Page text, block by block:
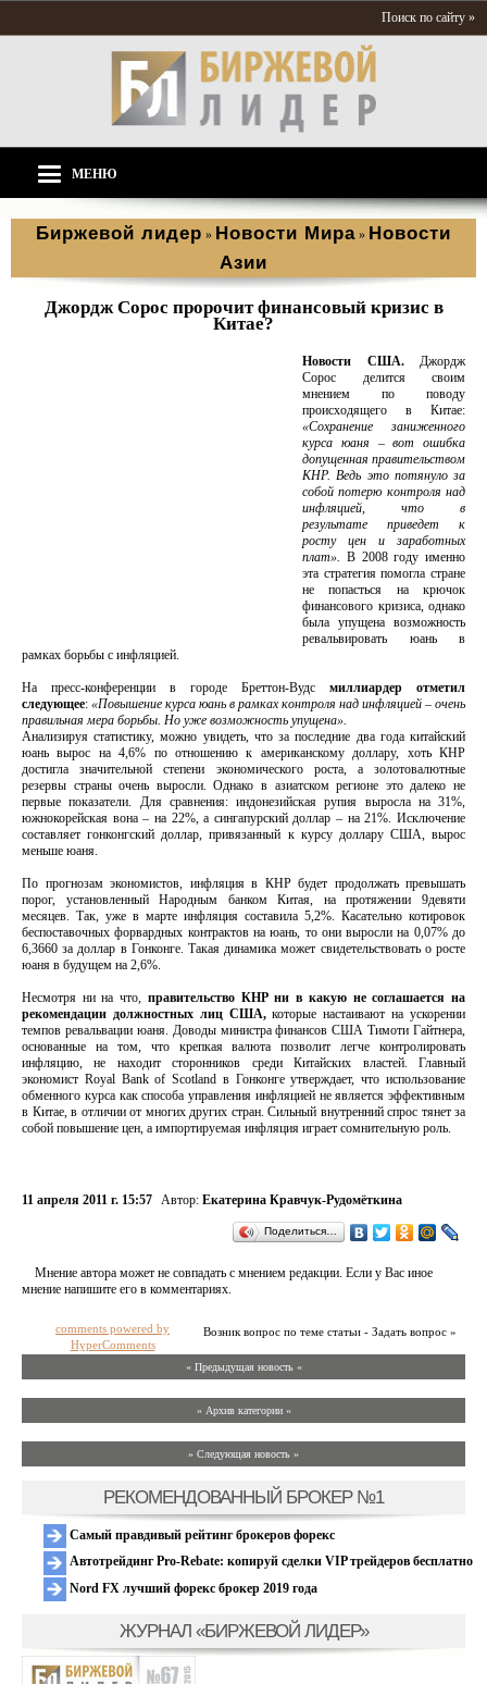
Поиск по сайту »
МЕНЮ
Биржевой лидер » Новости Мира » Новости
Азии
Джордж Сорос пророчит финансовый кризис в
Китае?
Новости США.Джордж
Сорос делится своим
мнением по поводу
происходящего в Китае:
«Сохранение заниженного
курса юаня – вот ошибка
допущенная правительством
КНР. Ведь это потянуло за
собой потерю контроля над
инфляцией, что в
результате приведет к
росту цен и заработных
плат». В 2008 году именно
эта стратегия помогла стране
не попасться на крючок
финансового кризиса, однако
была упущена возможность
ревальвировать юань в
рамках борьбы с инфляцией.
На пресс-конференции в городе Бреттон-Вудс миллиардер отметил
следующее: «Повышение курса юань в рамках контроля над инфляцией – очень
правильная мера борьбы. Но уже возможность упущена».
Анализируя статистику, можно увидеть, что за последние два года китайский
юань вырос на 4,6% по отношению к американскому доллару, хоть КНР
достигла значительной степени экономического роста, а золотовалютные
резервы страны очень выросли. Однако в азиатском регионе это далеко не
первые показатели. Для сравнения: индонезийская рупия выросла на 31%,
южнокорейская вона – на 22%, а сингапурский доллар – на 21%. Исключение
составляет гонконгский доллар, привязанный к курсу доллару США, вырос
меньше юаня.
По прогнозам экономистов, инфляция в КНР будет продолжать превышать
порог, установленный Народным банком Китая, на протяжении 9девяти
месяцев. Так, уже в марте инфляция составила 5,2%. Касательно котировок
беспоставочных форвардных контрактов на юань, то они выросли на 0,07% до
6,3660 за доллар в Гонконге. Такая динамика может свидетельствовать о росте
юаня в будущем на 2,6%.
Несмотря ни на что, правительство КНР ни в какую не соглашается на
рекомендации должностных лиц США,которые настаивают на ускорении
темпов ревальвации юаня. Доводы министра финансов США Тимоти Гайтнера,
основанные на том, что крепкая валюта позволит легче контролировать
инфляцию, не находит сторонников среди Китайских властей. Главный
экономист Royal Bank of Scotland в Гонконге утверждает, что использование
обменного курса как способа управления инфляцией не является эффективным
в Китае, в отличии от многих других стран. Сильный внутренний спрос тянет за
собой повышение цен, а импортируемая инфляция играет сомнительную роль.
11 апреля 2011 г. 15:57 Автор: Екатерина Кравчук-Рудомёткина
Поделиться…
Мнение автора может не совпадать с мнением редакции. Если у Вас иное
мнение напишите его в комментариях.
Возник вопрос по теме статьи - Задать вопрос »
comments powered by
HyperComments
« Предыдущая новость «
» Архив категории «
» Следующая новость »
РЕКОМЕНДОВАННЫЙ БРОКЕР №1
Самый правдивый рейтинг брокеров форекс
Автотрейдинг Pro-Rebate: копируй сделки VIP трейдеров бесплатно
Nord FX лучший форекс брокер 2019 года
ЖУРНАЛ «БИРЖЕВОЙ ЛИДЕР»